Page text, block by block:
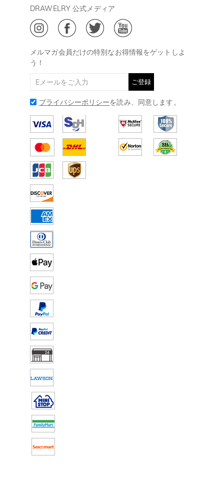
ご利用規約
ご特定商取引法に基づく表示
ジュエリーお手入れ
Drawelry Blog
会員・ポイントについて
メルマガ会員だけの特別なお得情報をゲットしよ
う！
ご登録
プライバシーポリシーを読み、同意します。
DRAWELRY 公式メディア